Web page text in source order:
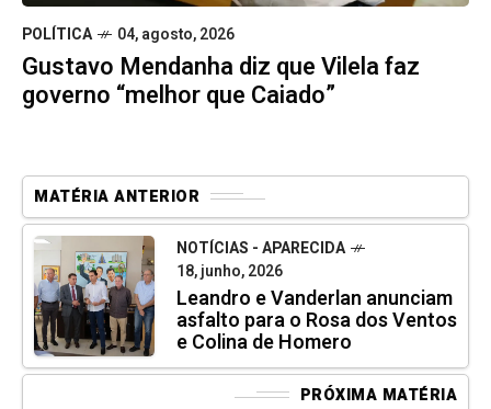
POLÍTICA 04, agosto, 2026
Gustavo Mendanha diz que Vilela faz
governo “melhor que Caiado”
MATÉRIA ANTERIOR
NOTÍCIAS - APARECIDA
18, junho, 2026
Leandro e Vanderlan anunciam
asfalto para o Rosa dos Ventos
e Colina de Homero
PRÓXIMA MATÉRIA